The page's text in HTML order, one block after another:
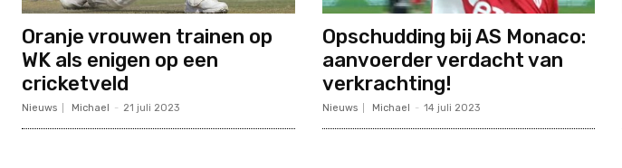
Oranje vrouwen trainen op
WK als enigen op een
cricketveld
Nieuws Michael - 21 juli 2023
Opschudding bij AS Monaco:
aanvoerder verdacht van
verkrachting!
Nieuws Michael - 14 juli 2023